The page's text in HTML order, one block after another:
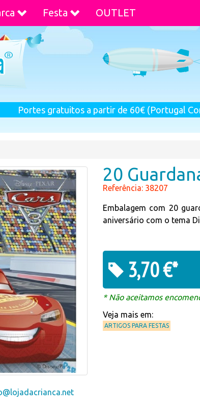
Festa OUTLET
Portes gratuitos a partir de 60€ (Portugal
20
Referência: 38207
Embalagem com 20
aniversário com o tema
3,70 €*
* Não aceitamos
Veja mais em:
ARTIGOS PARA FESTAS